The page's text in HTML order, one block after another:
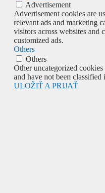
Advertisement
Advertisement cookies are
relevant ads and marketing
visitors across websites
customized ads.
Others
Others
Other uncategorized
and have not been classified
ULOŽIŤ A PRIJAŤ